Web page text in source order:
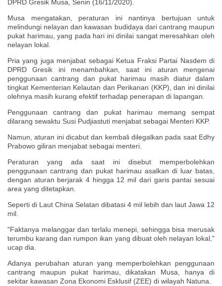
DPRD Gresik Musa, Senin (16/11/2020).
Musa mengatakan, peraturan ini nantinya bertujuan untuk
melindungi nelayan dan kawasan budidaya dari cantrang maupun
pukat harimau, yang pada hari ini dinilai sangat meresahkan oleh
nelayan lokal.
Pria yang juga menjabat sebagai Ketua Fraksi Partai Nasdem di
DPRD Gresik ini menambahkan, saat ini aturan mengenai
penggunaan cantrang dan pukat harimau masih diatur dalam
tingkat Kementerian Kelautan dan Perikanan (KKP), dan ini dinilai
olehnya masih kurang efektif terhadap penerapan di lapangan.
Penggunaan cantrang dan pukat harimau memang sempat
dilarang sewaktu Susi Pudjiastuti menjabat sebagai Menteri KKP.
Namun, aturan ini dicabut dan kembali dilegalkan pada saat Edhy
Prabowo giliran menjabat sebagai menteri.
Peraturan yang ada saat ini disebut memperbolehkan
penggunaan cantrang dan pukat harimau asalkan di luar batas,
dengan aturan berjarak 4 hingga 12 mil dari garis pantai sesuai
area yang ditetapkan.
Seperti di Laut China Selatan dibatasi 4 mil lebih dan laut Jawa 12
mil.
"Faktanya melanggar dan terlalu menepi, sehingga bisa merusak
terumbu karang dan rumpon ikan yang dibuat oleh nelayan lokal,"
ucap dia.
Adanya perubahan aturan yang memperbolehkan penggunaan
cantrang maupun pukat harimau, dikatakan Musa, hanya di
sekitar kawasan Zona Ekonomi Esklusif (ZEE) di wilayah Natuna.